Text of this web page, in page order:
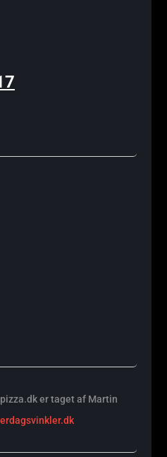
er taget af Martin